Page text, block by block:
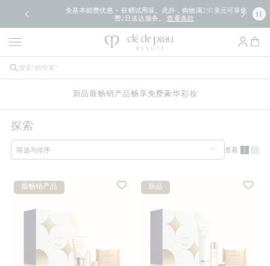
免基本邮费优惠 + 获赠试用装。此外，购物满250美元可享免
费2日送达服务。查看条款
新品最畅销产品畅享免费豪华彩妆
探索
筛选与排序 查看
最畅销产品 新品